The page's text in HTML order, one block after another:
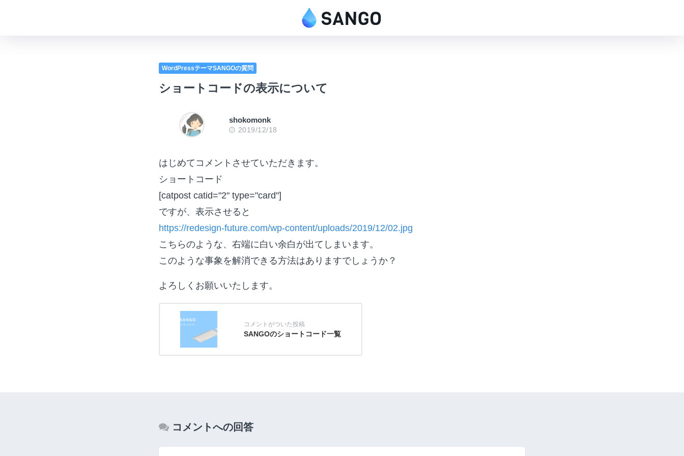
WordPressテーマSANGOの質問
ショートコードの表示について
shokomonk
2019/12/18
はじめてコメントさせていただきます。
ショートコード
[catpost catid="2" type="card"]
ですが、表示させると
https://redesign-future.com/wp-content/uploads/2019/12/02.jpg
こちらのような、右端に白い余白が出てしまいます。
このような事象を解消できる方法はありますでしょうか？
よろしくお願いいたします。
SANGOのショートコード一覧
コメントへの回答